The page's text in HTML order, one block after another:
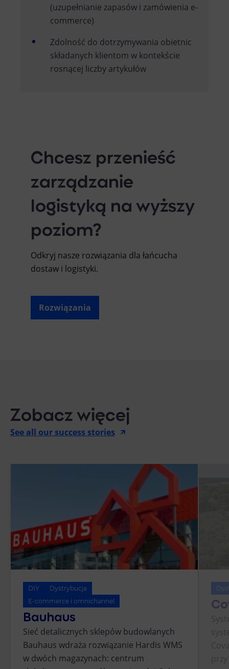
(uzupełnianie zapasów i zamówienia e-
commerce)
Zdolność do dotrzymywania obietnic
składanych klientom w kontekście
rosnącej liczby artykułów
Chcesz przenieść
zarządzanie
logistyką na wyższy
poziom?
Odkryj nasze rozwiązania dla łańcucha
dostaw i logistyki.
Rozwiązania
Zobacz więcej
See all our success stories
DIY
Dystrybucja
E-commerce i omnichannel
Bauhaus
Sieć detalicznych sklepów budowlanych
Bauhaus wdraża rozwiązanie Hardis WMS
w dwóch magazynach: centrum